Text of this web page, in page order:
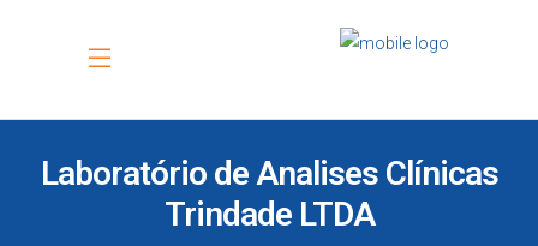
Laboratório de Analises Clínicas
Trindade LTDA